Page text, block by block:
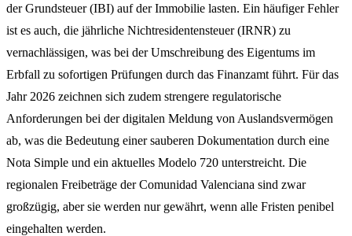
der Grundsteuer (IBI) auf der Immobilie lasten. Ein häufiger Fehler
ist es auch, die jährliche Nichtresidentensteuer (IRNR) zu
vernachlässigen, was bei der Umschreibung des Eigentums im
Erbfall zu sofortigen Prüfungen durch das Finanzamt führt. Für das
Jahr 2026 zeichnen sich zudem strengere regulatorische
Anforderungen bei der digitalen Meldung von Auslandsvermögen
ab, was die Bedeutung einer sauberen Dokumentation durch eine
Nota Simple und ein aktuelles Modelo 720 unterstreicht. Die
regionalen Freibeträge der Comunidad Valenciana sind zwar
großzügig, aber sie werden nur gewährt, wenn alle Fristen penibel
eingehalten werden.